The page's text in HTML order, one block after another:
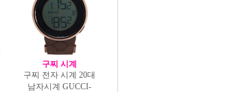
구찌 시계
구찌 전자 시계 20대
남자시계 GUCCI-